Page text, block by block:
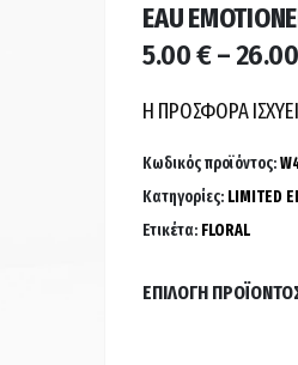
EAU
5.00€ –26.00
Η ΠΡΟΣΦΟΡΑ
Κωδικός προϊόντος:
Κατηγορίες: LIMITED
Ετικέτα: FLORAL
ΕΠΙΛΟΓΉ